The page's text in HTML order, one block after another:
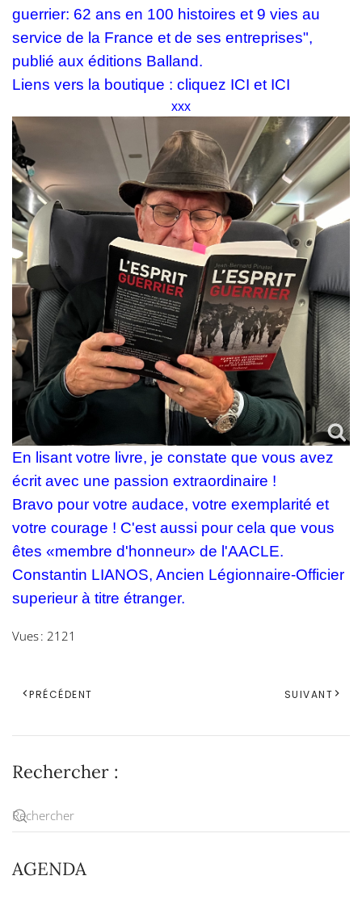
guerrier: 62 ans en 100 histoires et 9 vies au
service de la France et de ses entreprises",
publié aux éditions Balland.
Liens vers la boutique : cliquez ICI et ICI
xxx
En lisant votre livre, je constate que vous avez
écrit avec une passion extraordinaire !
Bravo pour votre audace, votre exemplarité et
votre courage ! C'est aussi pour cela que vous
êtes «membre d'honneur» de l'AACLE.
Constantin LIANOS, Ancien Légionnaire-Officier
superieur à titre étranger.
Vues : 2121
PRÉCÉDENT SUIVANT
Rechercher :
AGENDA